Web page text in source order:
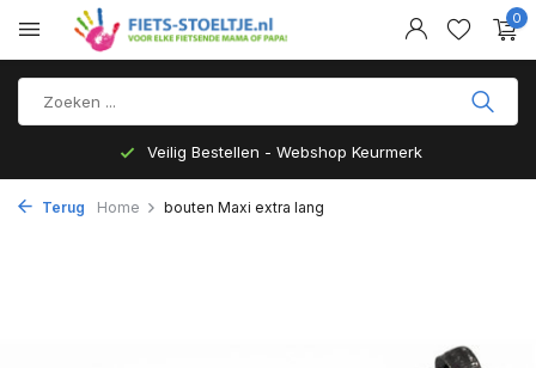
0
Veilig Bestellen - Webshop Keurmerk
Terug Home bouten Maxi extra lang